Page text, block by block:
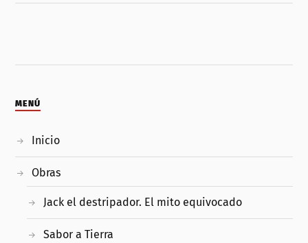
MENÚ
Inicio
Obras
Jack el destripador. El mito equivocado
Sabor a Tierra